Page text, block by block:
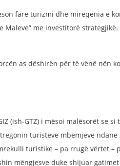
fare turizmi dhe mirëqenia e
Maleve” me investitorë
as dëshirën për të vënë nën
(ish-GTZ) i mësoi malësorët se
turistëve mbëmjeve ndanë
turistike – pa rrugë vërtet –
mëngjesve duke shijuar